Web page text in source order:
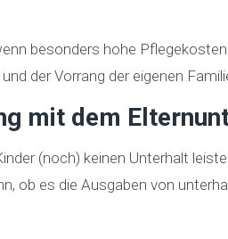
besonders hohe
der Vorrang der eigenen
mit dem
(noch) keinen Unterhalt
ob es die Ausgaben von